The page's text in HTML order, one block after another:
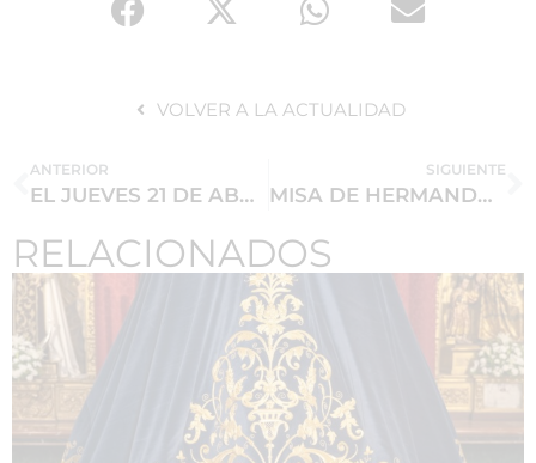
VOLVER A LA ACTUALIDAD
ANTERIOR
EL JUEVES 21 DE ABRIL MISA DE ACCIÓN DE GRACIAS CONMEMORATIVA DE LOS 100 AÑOS DE NUESTRA LLEGADA A LA PARROQUIA Y CONVIVENCIA CON LA HERMANDAD DE LA QUINTA ANGUSTIA
SIGUIENTE
MISA DE HERMANDAD EL VIERNES 22 DE ABRIL
RELACIONADOS